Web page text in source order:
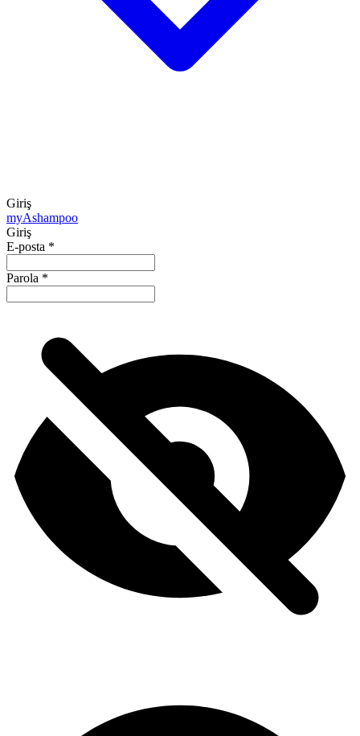
Giriş
myAshampoo
Giriş
E-posta *
Parola *